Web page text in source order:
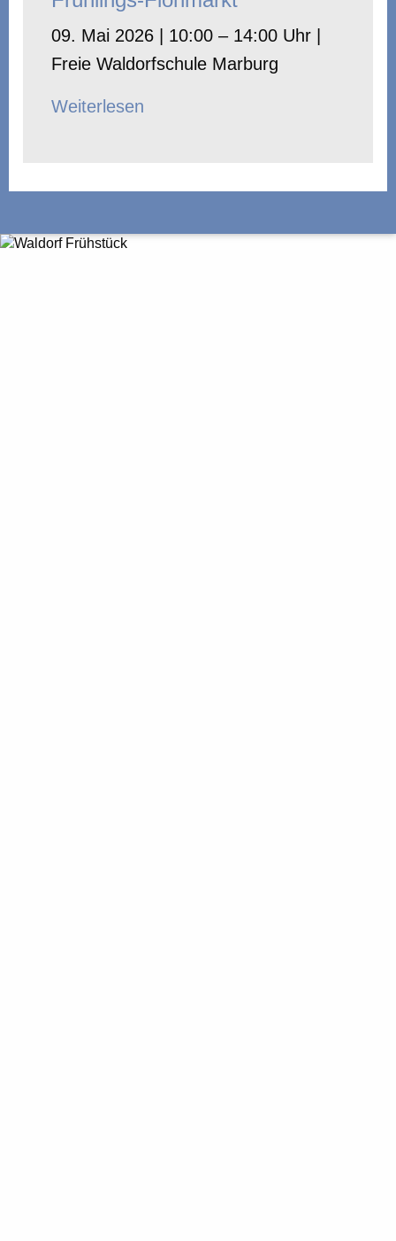
09. Mai 2026 | 10:00 – 14:00 Uhr |
Freie Waldorfschule Marburg
Weiterlesen